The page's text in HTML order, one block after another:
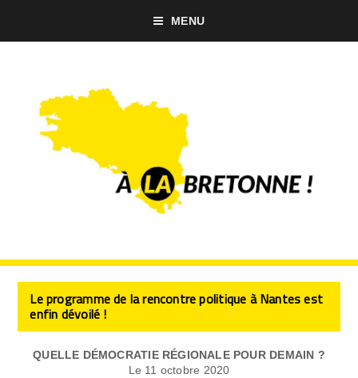
MENU
Le programme de la rencontre politique à Nantes est
enfin dévoilé !
QUELLE DÉMOCRATIE RÉGIONALE POUR DEMAIN ?
Le 11 octobre 2020